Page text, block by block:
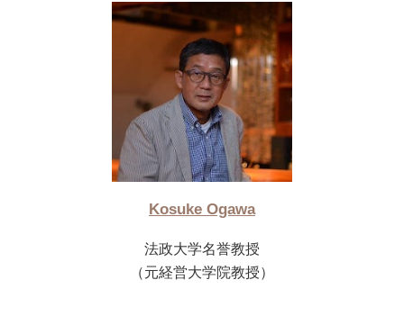
Kosuke Ogawa
法政大学名誉教授
（元経営大学院教授）